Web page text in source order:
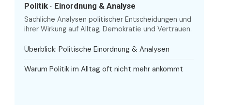
Politik · Einordnung & Analyse
Sachliche Analysen politischer Entscheidungen und
ihrer Wirkung auf Alltag, Demokratie und Vertrauen.
Überblick: Politische Einordnung & Analysen
Warum Politik im Alltag oft nicht mehr ankommt